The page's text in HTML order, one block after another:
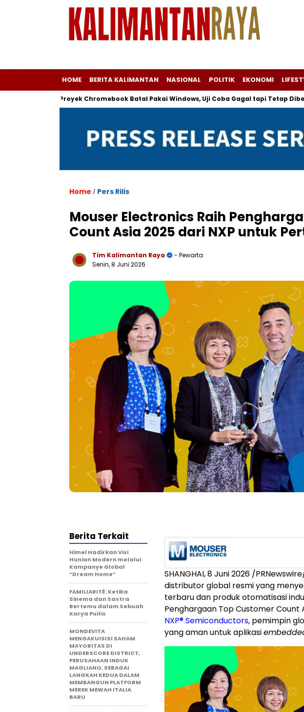
HOME BERITA KALIMANTAN NASIONAL POLITIK EKONOMI
Proyek Chromebook Batal Pakai Windows, Uji Coba Gagal tapi Tetap
Home / Pers Rilis
Mouser Electronics Raih
Count Asia 2025 dari NXP untuk
Tim Kalimantan Raya
- Pewarta
Senin, 8 Juni 2026
SHANGHAI, 8 Juni 2026 /
distributor global resmi yang
terbaru dan produk otomatisasi
Penghargaan Top Customer Count
NXP®Semiconductors, pemimpin
yang aman untuk aplikasi
Berita Terkait
Himel Hadirkan Visi
Hunian Modern melalui
Kampanye Global
“Dream Home”
FAMILIARITÉ: Ketika
Sinema dan Sastra
Bertemu dalam Sebuah
Karya Puitis
MONDEVITA
MENGAKUISISI SAHAM
MAYORITAS DI
UNDERSCORE DISTRICT,
PERUSAHAAN INDUK
MAGLIANO, SEBAGAI
LANGKAH KEDUA DALAM
MEMBANGUN PLATFORM
MEREK MEWAH ITALIA
BARU